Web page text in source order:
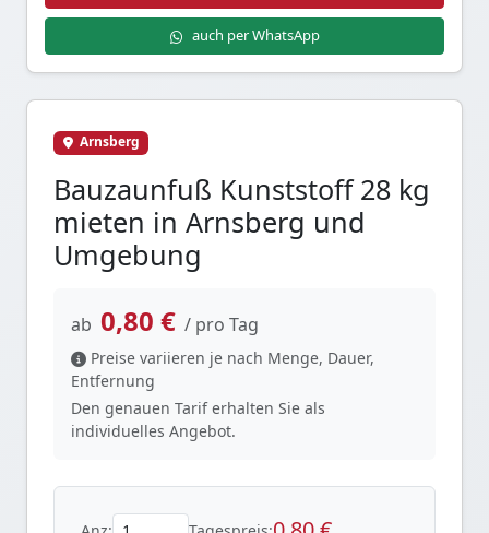
auch per WhatsApp
Arnsberg
Bauzaunfuß Kunststoff 28 kg
mieten in Arnsberg und
Umgebung
ab 0,80 € / pro Tag
Preise variieren je nach Menge, Dauer,
Entfernung
Den genauen Tarif erhalten Sie als
individuelles Angebot.